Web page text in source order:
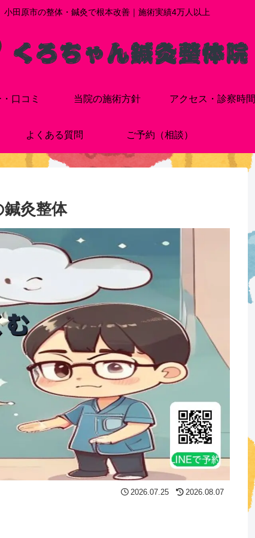
小田原市の整体・鍼灸で根本改善｜施術実績4万人以上
口コミ 当院の施術方針 アクセス・診察時間
よくある質問 ご予約（相談）
灸整体
2026.07.25 2026.08.07